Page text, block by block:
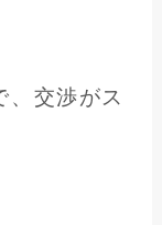
、交渉がス